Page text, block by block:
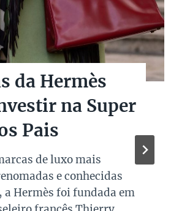
da Hermès
na Super
Pais
de luxo mais
e conhecidas
a Hermès foi fundada em